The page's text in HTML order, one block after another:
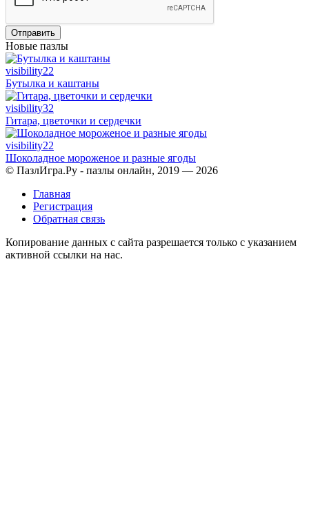
Отправить
Новые пазлы
visibility22
Бутылка и каштаны
visibility32
Гитара, цветочки и сердечки
visibility22
Шоколадное мороженое и разные ягоды
© ПазлИгра.Ру - пазлы онлайн, 2019 — 2026
Главная
Регистрация
Обратная связь
Копирование данных с сайта разрешается только с указанием
активной ссылки на нас.